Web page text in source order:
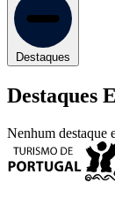
Destaques
Destaques
Nenhum destaque